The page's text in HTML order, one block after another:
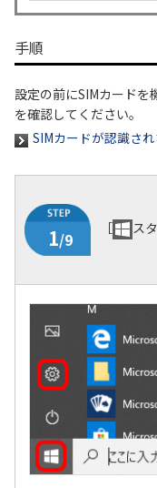
手順
設定の前にSIMカードを
を確認してください。
SIMカードが認識さ
1/9
［ ス